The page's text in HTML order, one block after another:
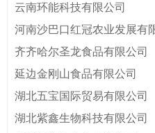
云南环能科技有限公司
河南沙巴口红冠农业发展有
齐齐哈尔圣龙食品有限公司
延边金刚山食品有限公司
湖北五宝国际贸易有限公司
湖北紫鑫生物科技有限公司